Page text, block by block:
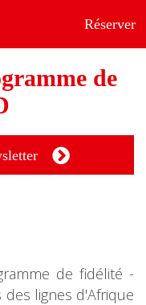
Réserver
de
de fidélité -
des lignes d'Afrique